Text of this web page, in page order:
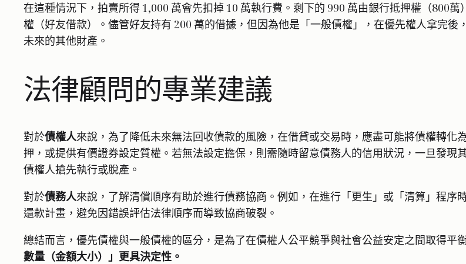
在這種情況下，拍賣所得 1,000 萬會先扣掉 10 萬執行費。剩下的 990 萬由銀行抵押權（800
權（好友借款）。儘管好友持有 200 萬的借據，但因為他是「一般債權」，在優先權人拿完
未來的其他財產。
法律顧問的專業建議
對於債權人來說，為了降低未來無法回收債款的風險，在借貸或交易時，應盡可能將債權轉
押，或提供有價證券設定質權。若無法設定擔保，則需隨時留意債務人的信用狀況，一旦發
債權人搶先執行或脫產。
對於債務人來說，了解清償順序有助於進行債務協商。例如，在進行「更生」或「清算」程
還款計畫，避免因錯誤評估法律順序而導致協商破裂。
總結而言，優先債權與一般債權的區分，是為了在債權人公平競爭與社會公益安定之間取得平
數量（金額大小）」更具決定性。